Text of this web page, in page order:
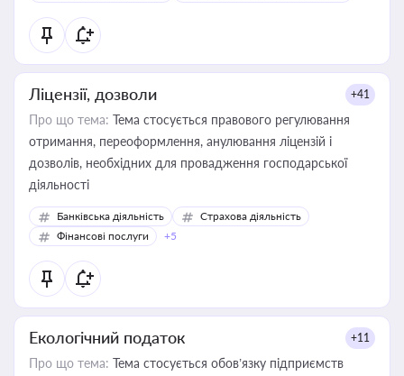
Ліцензії, дозволи +41
Про що тема: Тема стосується правового регулювання
отримання, переоформлення, анулювання ліцензій і
дозволів, необхідних для провадження господарської
діяльності
Банківська діяльність
Страхова діяльність
Фінансові послуги
+5
Екологічний податок +11
Про що тема: Тема стосується обов’язку підприємств